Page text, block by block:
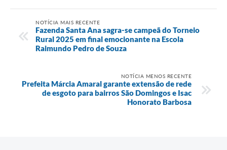
NOTÍCIA MAIS RECENTE
Fazenda Santa Ana sagra-se campeã do Torneio
Rural 2025 em final emocionante na Escola
Raimundo Pedro de Souza
NOTÍCIA MENOS RECENTE
Prefeita Márcia Amaral garante extensão de rede
de esgoto para bairros São Domingos e Isac
Honorato Barbosa